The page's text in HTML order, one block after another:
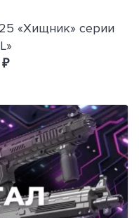
«Хищник» серии